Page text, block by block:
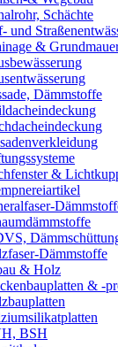
Schächte
und
&
Dämmstoffe
&
Dämmstoffe
& Holz
& -
BSH